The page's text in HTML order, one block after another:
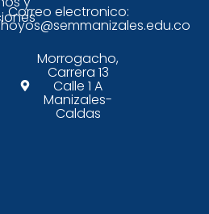
Correo electronico:
Morrogacho,
Carrera 13
Calle 1 A
Manizales-
Caldas